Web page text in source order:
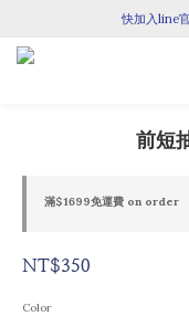
快加入line
前短
滿$1699免運費 on order
NT$350
Color